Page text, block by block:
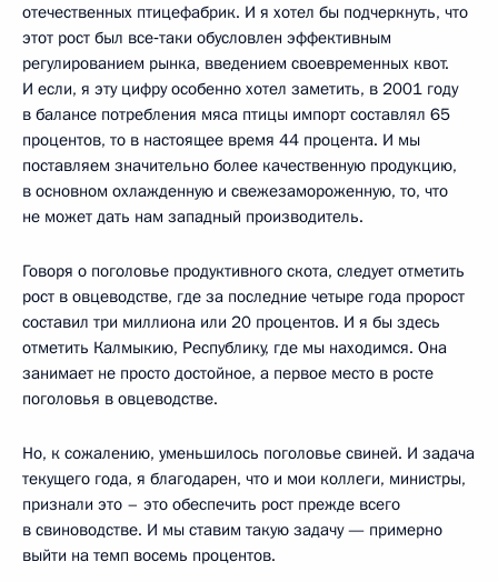
отечественных птицефабрик. И я хотел бы подчеркнуть, что
этот рост был все‑таки обусловлен эффективным
регулированием рынка, введением своевременных квот.
И если, я эту цифру особенно хотел заметить, в 2001 году
в балансе потребления мяса птицы импорт составлял 65
процентов, то в настоящее время 44 процента. И мы
поставляем значительно более качественную продукцию,
в основном охлажденную и свежезамороженную, то, что
не может дать нам западный производитель.
Говоря о поголовье продуктивного скота, следует отметить
рост в овцеводстве, где за последние четыре года пророст
составил три миллиона или 20 процентов. И я бы здесь
отметить Калмыкию, Республику, где мы находимся. Она
занимает не просто достойное, а первое место в росте
поголовья в овцеводстве.
Но, к сожалению, уменьшилось поголовье свиней. И задача
текущего года, я благодарен, что и мои коллеги, министры,
признали это – это обеспечить рост прежде всего
в свиноводстве. И мы ставим такую задачу — примерно
выйти на темп восемь процентов.